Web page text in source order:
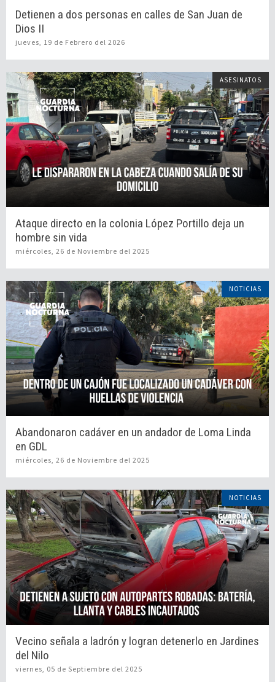
Detienen a dos personas en calles de San Juan de
Dios II
jueves, 19 de Febrero del 2026
ASESINATOS
Ataque directo en la colonia López Portillo deja un
hombre sin vida
miércoles, 26 de Noviembre del 2025
NOTICIAS
Abandonaron cadáver en un andador de Loma Linda
en GDL
miércoles, 26 de Noviembre del 2025
NOTICIAS
Vecino señala a ladrón y logran detenerlo en Jardines
del Nilo
viernes, 05 de Septiembre del 2025